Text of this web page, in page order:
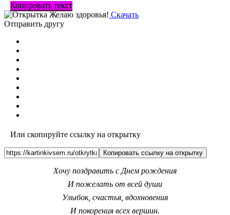
Копировать текст
Скачать
Отправить другу
Или скопируйте ссылку на открытку
Копировать ссылку на открытку
Хочу поздравить с Днем рождения
И пожелать от всей души
Улыбок, счастья, вдохновения
И покорения всех вершин.